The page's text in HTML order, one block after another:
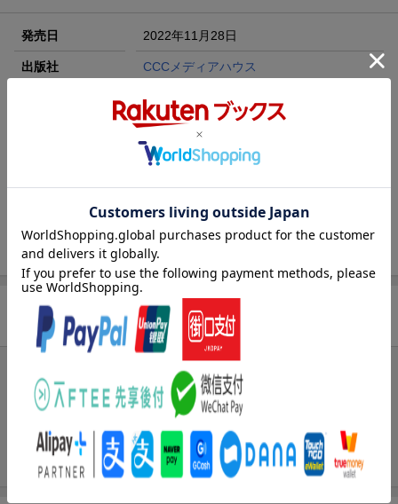
楽天モバイル紹介キャンペーンの拡散で300円OFFクーポン
進呈
発売日 2022年11月28日
出版社 CCCメディアハウス
月刊
A4変
17785
4910177850130
バックナンバー この雑誌の他の号を見る
商品レビュー
まだレビューがありません。